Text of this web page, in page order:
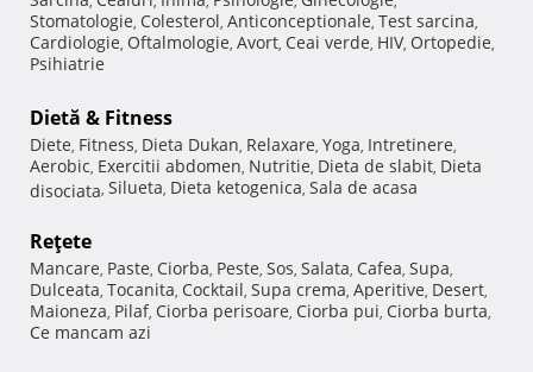
Stomatologie, Colesterol, Anticonceptionale, Test sarcina,
Cardiologie, Oftalmologie, Avort, Ceai verde, HIV, Ortopedie,
Psihiatrie
Dietă & Fitness
Diete, Fitness, Dieta Dukan, Relaxare, Yoga, Intretinere,
Aerobic, Exercitii abdomen, Nutritie, Dieta de slabit, Dieta
disociata, Silueta, Dieta ketogenica, Sala de acasa
Reţete
Mancare, Paste, Ciorba, Peste, Sos, Salata, Cafea, Supa,
Dulceata, Tocanita, Cocktail, Supa crema, Aperitive, Desert,
Maioneza, Pilaf, Ciorba perisoare, Ciorba pui, Ciorba burta,
Ce mancam azi